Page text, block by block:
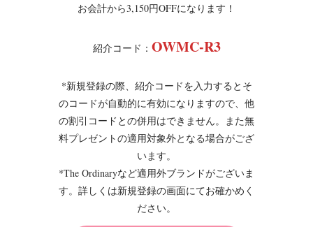
お会計から3,150円OFFになります！
紹介コード： OWMC-R3
*新規登録の際、紹介コードを入力するとそ
のコードが自動的に有効になりますので、他
の割引コードとの併用はできません。また無
料プレゼントの適用対象外となる場合がござ
います。
*The Ordinaryなど適用外ブランドがございま
す。詳しくは新規登録の画面にてお確かめく
ださい。